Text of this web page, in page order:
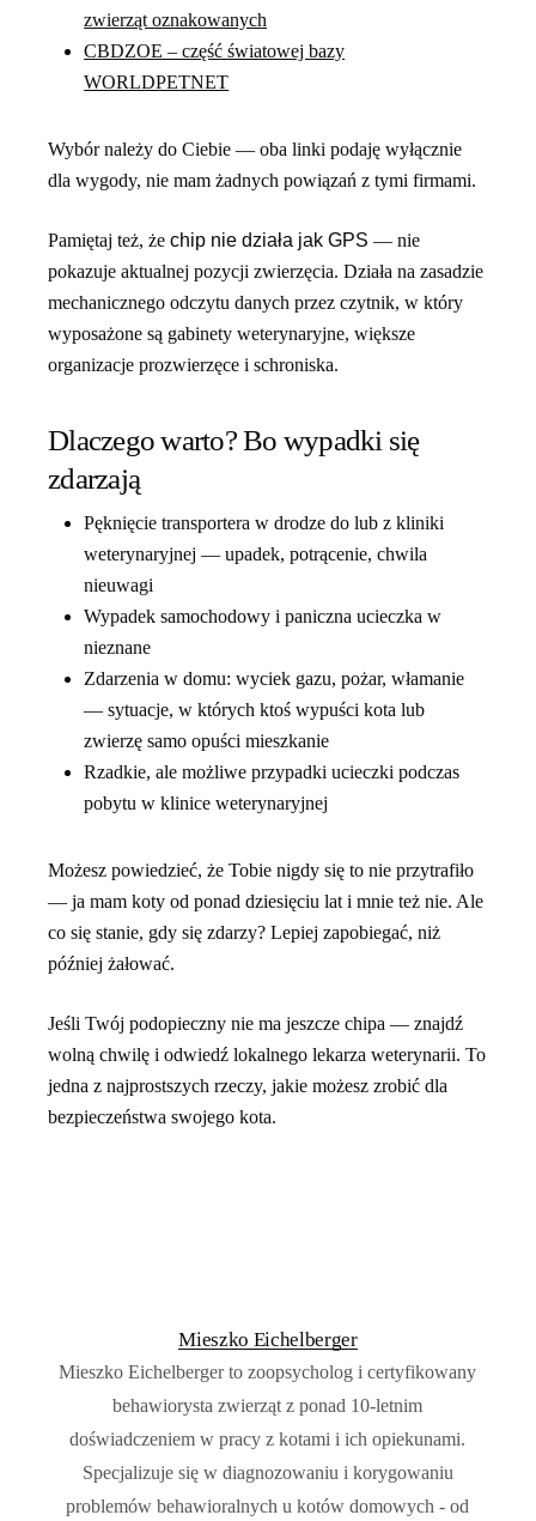
zwierząt oznakowanych
CBDZOE – część światowej bazy
WORLDPETNET
Wybór należy do Ciebie — oba linki podaję wyłącznie
dla wygody, nie mam żadnych powiązań z tymi firmami.
Pamiętaj też, żechip nie działa jak GPS — nie
pokazuje aktualnej pozycji zwierzęcia. Działa na zasadzie
mechanicznego odczytu danych przez czytnik, w który
wyposażone są gabinety weterynaryjne, większe
organizacje prozwierzęce i schroniska.
Dlaczego warto? Bo wypadki się
zdarzają
Pęknięcie transportera w drodze do lub z kliniki
weterynaryjnej — upadek, potrącenie, chwila
nieuwagi
Wypadek samochodowy i paniczna ucieczka w
nieznane
Zdarzenia w domu: wyciek gazu, pożar, włamanie
— sytuacje, w których ktoś wypuści kota lub
zwierzę samo opuści mieszkanie
Rzadkie, ale możliwe przypadki ucieczki podczas
pobytu w klinice weterynaryjnej
Możesz powiedzieć, że Tobie nigdy się to nie przytrafiło
— ja mam koty od ponad dziesięciu lat i mnie też nie. Ale
co się stanie, gdy się zdarzy? Lepiej zapobiegać, niż
później żałować.
Jeśli Twój podopieczny nie ma jeszcze chipa — znajdź
wolną chwilę i odwiedź lokalnego lekarza weterynarii. To
jedna z najprostszych rzeczy, jakie możesz zrobić dla
bezpieczeństwa swojego kota.
Mieszko Eichelberger
Mieszko Eichelberger to zoopsycholog i certyfikowany
behawiorysta zwierząt z ponad 10-letnim
doświadczeniem w pracy z kotami i ich opiekunami.
Specjalizuje się w diagnozowaniu i korygowaniu
problemów behawioralnych u kotów domowych - od